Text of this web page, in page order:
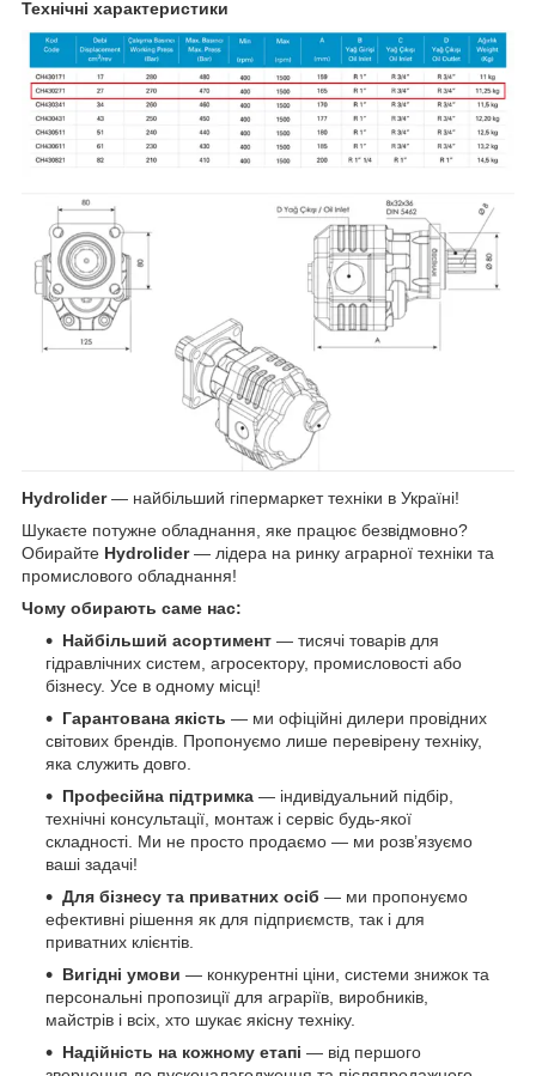
Технічні характеристики
Hydrolider— найбільший гіпермаркет техніки в Україні!
Шукаєте потужне обладнання, яке працює безвідмовно?
Обирайте Hydrolider— лідера на ринку аграрної техніки та
промислового обладнання!
Чому обирають саме нас:
Найбільший асортимент — тисячі товарів для
гідравлічних систем, агросектору, промисловості або
бізнесу. Усе в одному місці!
Гарантована якість — ми офіційні дилери провідних
світових брендів. Пропонуємо лише перевірену техніку,
яка служить довго.
Професійна підтримка — індивідуальний підбір,
технічні консультації, монтаж і сервіс будь-якої
складності. Ми не просто продаємо — ми розв’язуємо
ваші задачі!
Для бізнесу та приватних осіб — ми пропонуємо
ефективні рішення як для підприємств, так і для
приватних клієнтів.
Вигідні умови — конкурентні ціни, системи знижок та
персональні пропозиції для аграріїв, виробників,
майстрів і всіх, хто шукає якісну техніку.
Надійність на кожному етапі — від першого